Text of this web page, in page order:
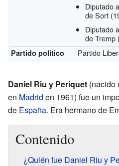
Diputado
de Sort
Diputado
de Tremp
Partido político Partido
Daniel Riu y Periquet (nacido
en Madrid en 1961) fue un
de España. Era hermano de
Contenido
¿Quién fue Daniel Riu y